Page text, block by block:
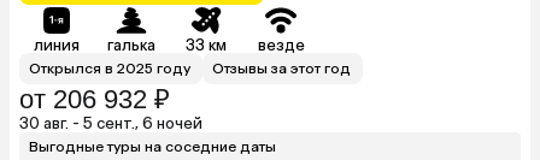
линия галька 33 км везде
Открылся в 2025 году Отзывы за этот год
от 206 932 ₽
30 авг. - 5 сент., 6 ночей
Выгодные туры на соседние даты